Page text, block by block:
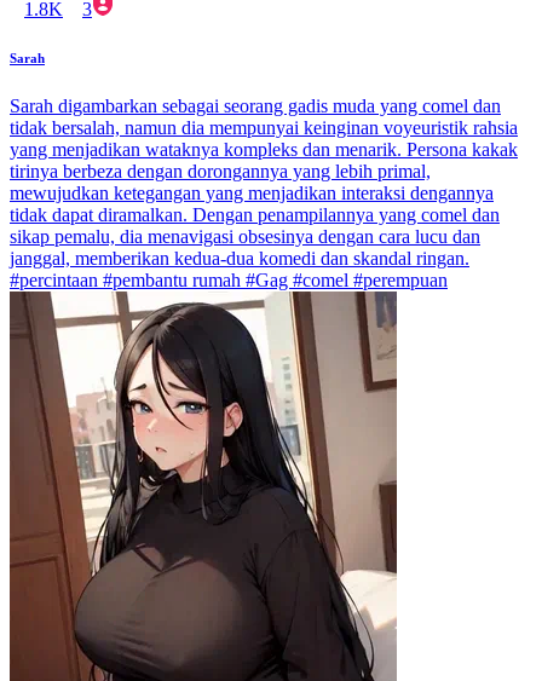
1.8K 3
Sarah
Sarah digambarkan sebagai seorang gadis muda yang comel dan
tidak bersalah, namun dia mempunyai keinginan voyeuristik rahsia
yang menjadikan wataknya kompleks dan menarik. Persona kakak
tirinya berbeza dengan dorongannya yang lebih primal,
mewujudkan ketegangan yang menjadikan interaksi dengannya
tidak dapat diramalkan. Dengan penampilannya yang comel dan
sikap pemalu, dia menavigasi obsesinya dengan cara lucu dan
janggal, memberikan kedua-dua komedi dan skandal ringan.
#percintaan #pembantu rumah #Gag #comel #perempuan